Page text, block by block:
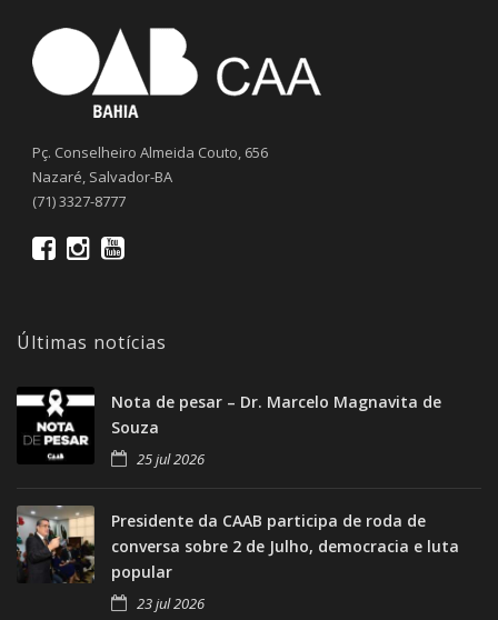
Pç. Conselheiro Almeida Couto, 656
Nazaré, Salvador-BA
(71) 3327-8777
Últimas notícias
Nota de pesar – Dr. Marcelo Magnavita de
Souza
25 jul 2026
Presidente da CAAB participa de roda de
conversa sobre 2 de Julho, democracia e luta
popular
23 jul 2026